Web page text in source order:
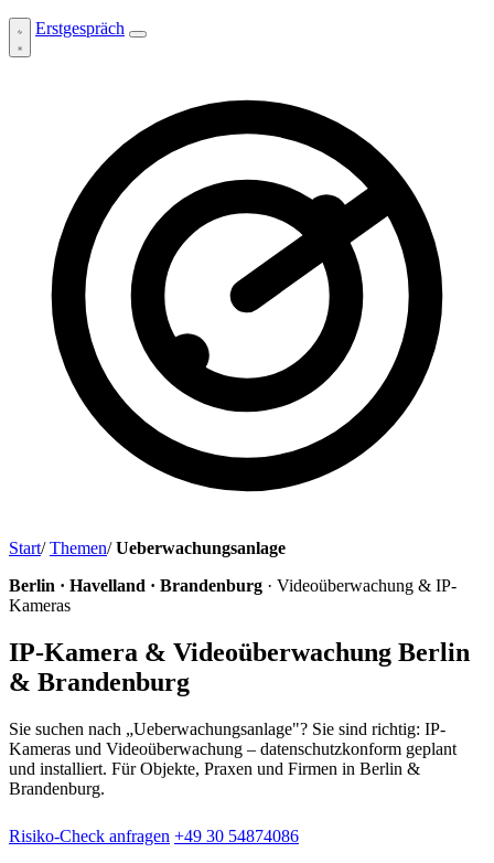
Erstgespräch
Start/ Themen/ Ueberwachungsanlage
Berlin · Havelland · Brandenburg · Videoüberwachung & IP-
Kameras
IP-Kamera & Videoüberwachung Berlin
& Brandenburg
Sie suchen nach „Ueberwachungsanlage"? Sie sind richtig: IP-
Kameras und Videoüberwachung – datenschutzkonform geplant
und installiert. Für Objekte, Praxen und Firmen in Berlin &
Brandenburg.
Risiko-Check anfragen +49 30 54874086